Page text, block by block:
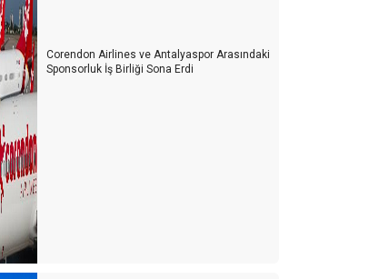
Corendon Airlines ve Antalyaspor Arasındaki
Sponsorluk İş Birliği Sona Erdi